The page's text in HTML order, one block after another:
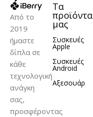
Από το
2019
ήμαστε
δίπλα σε
κάθε
τεχνολογική
ανάγκη
σας,
προσφέροντας
Τα
προϊόντα
μας
Συσκευές
Apple
Συσκευές
Android
Αξεσουάρ